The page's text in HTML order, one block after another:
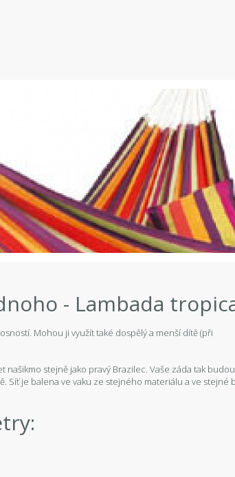
- Lambada
Mohou ji využít také dospělý a menší dítě (při
stejně jako pravý Brazilec. Vaše záda tak budou
Síť je balena ve vaku ze stejného materiálu a ve stejné